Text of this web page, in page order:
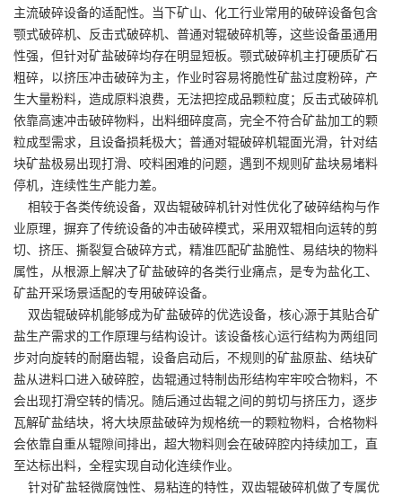
主流破碎设备的适配性。当下矿山、化工行业常用的破碎设备包含
颚式破碎机、反击式破碎机、普通对辊破碎机等，这些设备虽通用
性强，但针对矿盐破碎均存在明显短板。颚式破碎机主打硬质矿石
粗碎，以挤压冲击破碎为主，作业时容易将脆性矿盐过度粉碎，产
生大量粉料，造成原料浪费，无法把控成品颗粒度；反击式破碎机
依靠高速冲击破碎物料，出料细碎度高，完全不符合矿盐加工的颗
粒成型需求，且设备损耗极大；普通对辊破碎机辊面光滑，针对结
块矿盐极易出现打滑、咬料困难的问题，遇到不规则矿盐块易堵料
停机，连续性生产能力差。
相较于各类传统设备，双齿辊破碎机针对性优化了破碎结构与作
业原理，摒弃了传统设备的冲击破碎模式，采用双辊相向运转的剪
切、挤压、撕裂复合破碎方式，精准匹配矿盐脆性、易结块的物料
属性，从根源上解决了矿盐破碎的各类行业痛点，是专为盐化工、
矿盐开采场景适配的专用破碎设备。
双齿辊破碎机能够成为矿盐破碎的优选设备，核心源于其贴合矿
盐生产需求的工作原理与结构设计。该设备核心运行结构为两组同
步对向旋转的耐磨齿辊，设备启动后，不规则的矿盐原盐、结块矿
盐从进料口进入破碎腔，齿辊通过特制齿形结构牢牢咬合物料，不
会出现打滑空转的情况。随后通过齿辊之间的剪切与挤压力，逐步
瓦解矿盐结块，将大块原盐破碎为规格统一的颗粒物料，合格物料
会依靠自重从辊隙间排出，超大物料则会在破碎腔内持续加工，直
至达标出料，全程实现自动化连续作业。
针对矿盐轻微腐蚀性、易粘连的特性，双齿辊破碎机做了专属优